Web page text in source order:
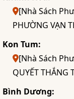
[Nhà Sách
PHƯỜNG VẠN
Kon Tum:
[Nhà Sách
QUYẾT THẮNG
Bình Dương: